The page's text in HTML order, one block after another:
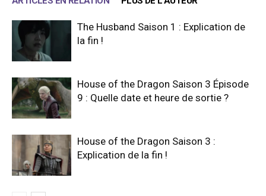
The Husband Saison 1 : Explication de
la fin !
House of the Dragon Saison 3 Épisode
9 : Quelle date et heure de sortie ?
House of the Dragon Saison 3 :
Explication de la fin !